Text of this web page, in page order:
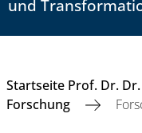
und
Startseite Prof. Dr.
Forschung